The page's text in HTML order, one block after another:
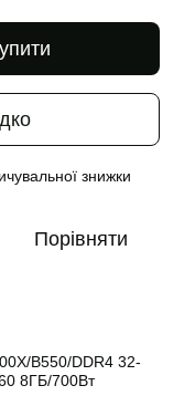
знижки
Порівняти
B550/DDR4 32-
8ГБ/700Вт